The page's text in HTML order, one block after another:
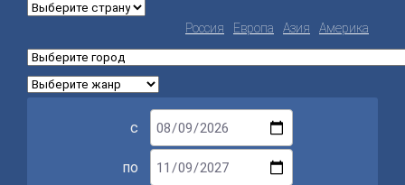
Россия Европа Азия Америка
с
по